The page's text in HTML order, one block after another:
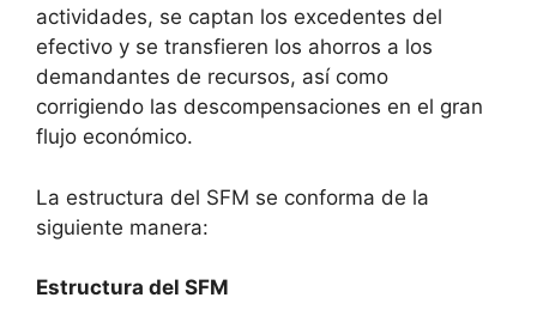
actividades, se captan los excedentes del
efectivo y se transfieren los ahorros a los
demandantes de recursos, así como
corrigiendo las descompensaciones en el gran
flujo económico.
La estructura del SFM se conforma de la
siguiente manera:
Estructura del SFM